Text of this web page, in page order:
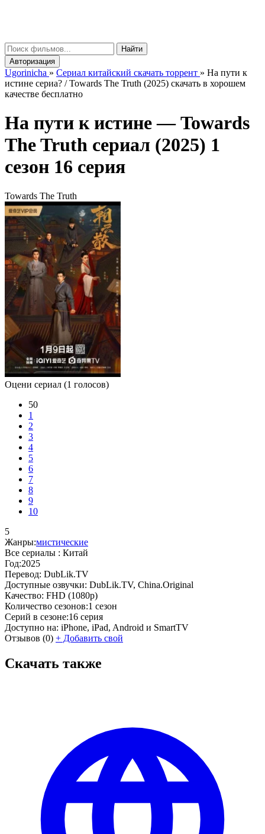
Найти
Авторизация
Ugorinicha » Сериал китайский скачать торрент » На пути к
истине сериа? / Towards The Truth (2025) скачать в хорошем
качестве бесплатно
На пути к истине —Towards
The Truth сериал (2025) 1
сезон 16 серия
Towards The Truth
Оцени сериал (1 голосов)
50
1
2
3
4
5
6
7
8
9
10
5
Жанры:мистические
Все сериалы : Китай
Год:2025
Перевод: DubLik.TV
Доступные озвучки: DubLik.TV, China.Original
Качество: FHD (1080p)
Количество сезонов:1 сезон
Серий в сезоне:16 серия
Доступно на: iPhone, iPad, Android и SmartTV
Отзывов (0) + Добавить свой
Скачать также